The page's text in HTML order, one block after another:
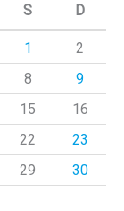
S D
1
2
8
9
15
16
22
23
29
30